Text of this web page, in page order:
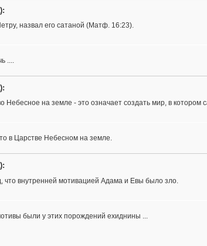
назвал его сатаной (Матф. 16:23).
....
Небесное на земле - это означает создать мир, в котором
в Царстве Небесном на земле.
что внутренней мотивацией Адама и Евы было зло.
были у этих порождений ехиднины ...